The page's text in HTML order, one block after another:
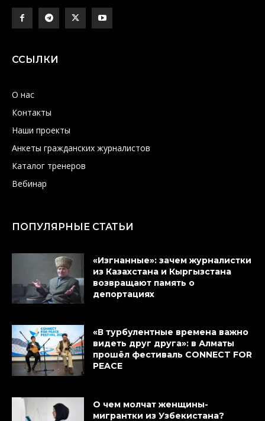
ССЫЛКИ
О нас
Контакты
Наши проекты
Анкеты гражданских журналистов
Каталог тренеров
Вебинар
ПОПУЛЯРНЫЕ СТАТЬИ
«Изгнанные»: зачем журналистки
из Казахстана и Кыргызстана
возвращают память о
депортациях
«В турбулентные времена важно
видеть друг друга»: в Алматы
прошёл фестиваль CONNECT FOR
PEACE
О чем молчат женщины-
мигрантки из Узбекистана?